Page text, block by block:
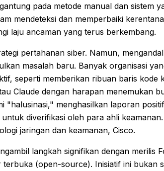
pada metode manual dan sistem
mendeteksi dan memperbaiki
laju ancaman yang terus berkembang.
pertahanan siber. Namun,
masalah baru. Banyak organisasi
seperti memberikan ribuan baris kode
Claude dengan harapan menemukan
"halusinasi," menghasilkan laporan
diverifikasi oleh para ahli
jaringan dan keamanan, Cisco.
langkah signifikan dengan merilis
(open-source). Inisiatif ini bukan